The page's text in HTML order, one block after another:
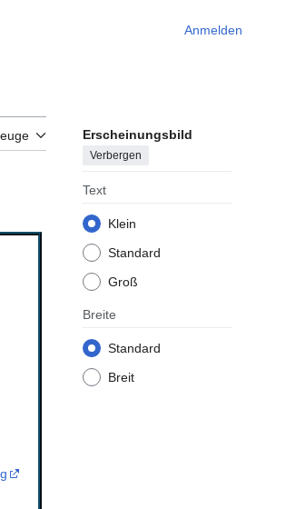
Anmelden
Erscheinungsbild
Verbergen
Text
Klein
Standard
Groß
Breite
Standard
Breit